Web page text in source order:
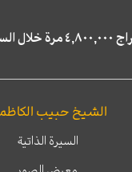
مرّة.
الشيخ حبيب
السيرة الذاتية